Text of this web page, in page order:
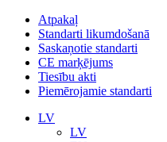
Atpakaļ
Standarti likumdošanā
Saskaņotie standarti
CE marķējums
Tiesību akti
Piemērojamie standarti
LV
LV